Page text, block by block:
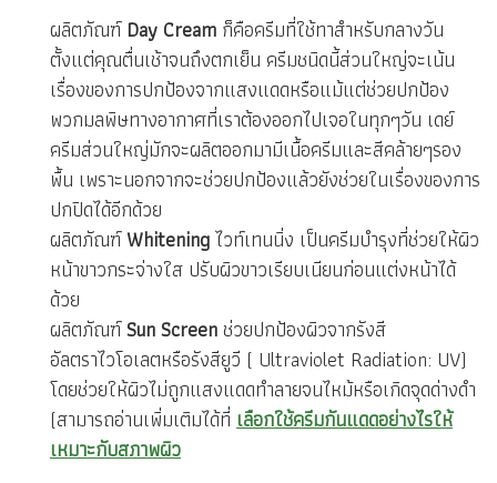
ผลิตภัณฑ์Day Cream ก็คือครีมที่ใช้ทาสำหรับกลางวัน
ตั้งแต่คุณตื่นเช้าจนถึงตกเย็น ครีมชนิดนี้ส่วนใหญ่จะเน้น
เรื่องของการปกป้องจากแสงแดดหรือแม้แต่ช่วยปกป้อง
พวกมลพิษทางอากาศที่เราต้องออกไปเจอในทุกๆวัน เดย์
ครีมส่วนใหญ่มักจะผลิตออกมามีเนื้อครีมและสีคล้ายๆรอง
พื้น เพราะนอกจากจะช่วยปกป้องแล้วยังช่วยในเรื่องของการ
ปกปิดได้อีกด้วย
ผลิตภัณฑ์Whiteningไวท์เทนนิ่ง เป็นครีมบำรุงที่ช่วยให้ผิว
หน้าขาวกระจ่างใส ปรับผิวขาวเรียบเนียนก่อนแต่งหน้าได้
ด้วย
ผลิตภัณฑ์Sun Screenช่วยปกป้องผิวจากรังสี
อัลตราไวโอเลตหรือรังสียูวี ( Ultraviolet Radiation: UV)
โดยช่วยให้ผิวไม่ถูกแสงแดดทำลายจนไหม้หรือเกิดจุดด่างดำ
(สามารถอ่านเพิ่มเติมได้ที่ เลือกใช้ครีมกันแดดอย่างไรให้
เหมาะกับสภาพผิว